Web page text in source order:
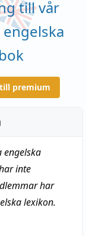
till vår
premium
engelska
inte
har
lexikon.